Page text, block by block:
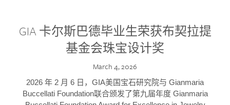
GIA 卡尔斯巴德毕业生荣获布契拉提
基金会珠宝设计奖
March 4, 2026
2026 年 2 月 6 日，GIA美国宝石研究院与 Gianmaria
Buccellati Foundation联合颁发了第九届年度 Gianmaria